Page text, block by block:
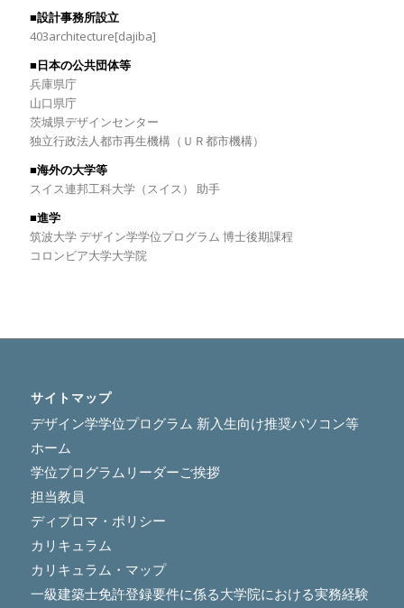
■設計事務所設立
403architecture[dajiba]
■日本の公共団体等
兵庫県庁
山口県庁
茨城県デザインセンター
独立行政法人都市再生機構（ＵＲ都市機構）
■海外の大学等
スイス連邦工科大学（スイス） 助手
■進学
筑波大学 デザイン学学位プログラム 博士後期課程
コロンビア大学大学院
サイトマップ
デザイン学学位プログラム 新入生向け推奨パソコン等
ホーム
学位プログラムリーダーご挨拶
担当教員
ディプロマ・ポリシー
カリキュラム
カリキュラム・マップ
一級建築士免許登録要件に係る大学院における実務経験